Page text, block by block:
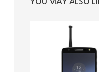
YOU MAY ALSO